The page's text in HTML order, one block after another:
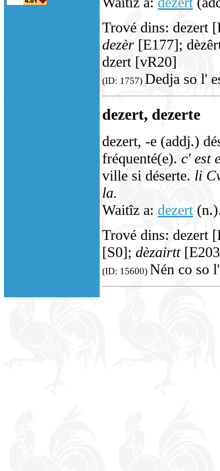
Trové dins: dezert
dezèr [E177];
dzert [vR20]
(ID: 1757) Dedja so l'
dezert, dezerte
dezert, -e (addj.)
fréquenté(e). c' est
ville si déserte. li
la.
Waitîz a: dezert
Trové dins: dezert
[S0]; dèzairtt
(ID: 15600) Nén co so